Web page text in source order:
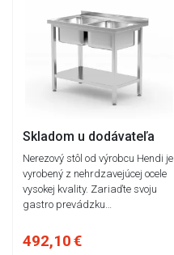
Skladom u dodávateľa
Nerezový stôl od výrobcu Hendi je
vyrobený z nehrdzavejúcej ocele
vysokej kvality. Zariaďte svoju
gastro prevádzku…
492,10 €